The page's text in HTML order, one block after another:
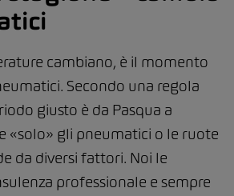
cambiano, è il momento
Secondo una regola
giusto è da Pasqua a
«solo» gli pneumatici o le ruote
da diversi fattori. Noi le
professionale e sempre